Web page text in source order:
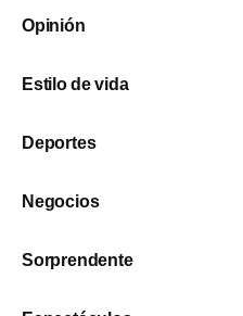
Opinión
Estilo de vida
Deportes
Negocios
Sorprendente